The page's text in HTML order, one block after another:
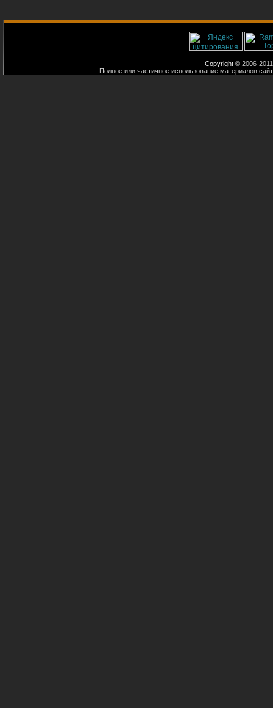
Copyright © 2006-
Полное или частичное использование материалов